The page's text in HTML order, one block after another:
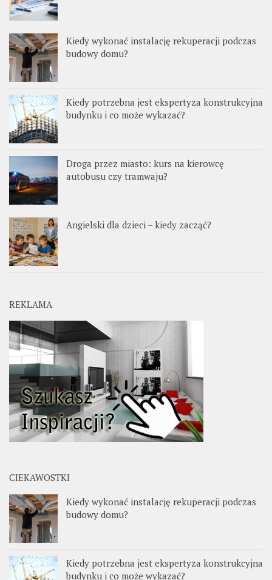
Kiedy wykonać instalację rekuperacji podczas
budowy domu?
Kiedy potrzebna jest ekspertyza konstrukcyjna
budynku i co może wykazać?
Droga przez miasto: kurs na kierowcę
autobusu czy tramwaju?
Angielski dla dzieci – kiedy zacząć?
REKLAMA
CIEKAWOSTKI
Kiedy wykonać instalację rekuperacji podczas
budowy domu?
Kiedy potrzebna jest ekspertyza konstrukcyjna
budynku i co może wykazać?